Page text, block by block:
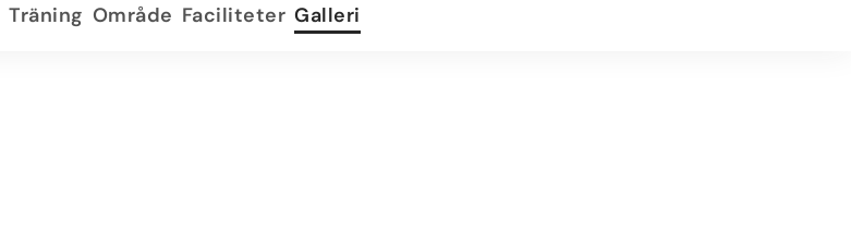
Träning Område Faciliteter Galleri